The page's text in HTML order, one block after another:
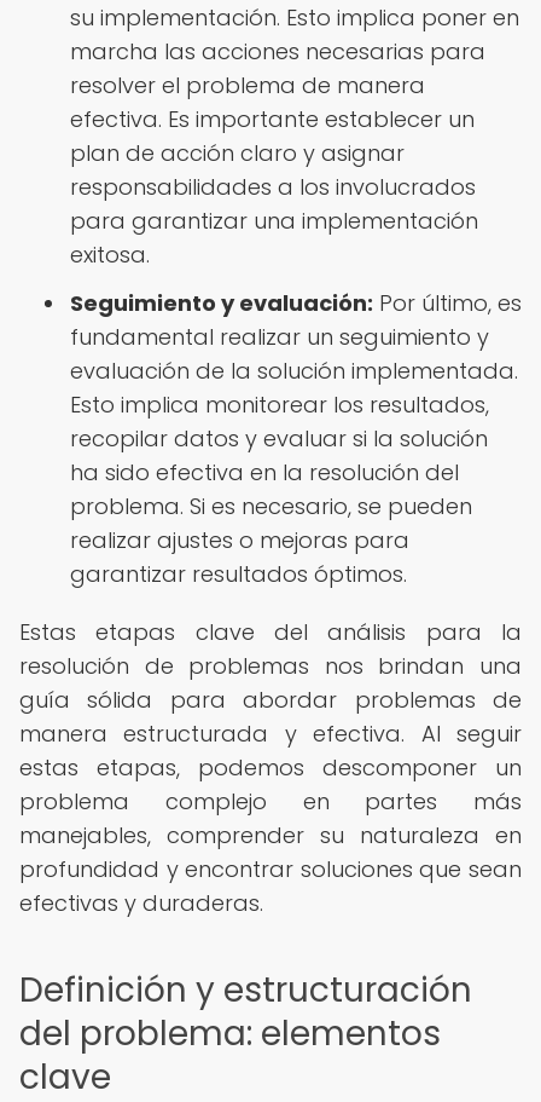
su implementación. Esto implica poner en
marcha las acciones necesarias para
resolver el problema de manera
efectiva. Es importante establecer un
plan de acción claro y asignar
responsabilidades a los involucrados
para garantizar una implementación
exitosa.
Seguimiento y evaluación: Por último, es
fundamental realizar un seguimiento y
evaluación de la solución implementada.
Esto implica monitorear los resultados,
recopilar datos y evaluar si la solución
ha sido efectiva en la resolución del
problema. Si es necesario, se pueden
realizar ajustes o mejoras para
garantizar resultados óptimos.
Estas etapas clave del análisis para la
resolución de problemas nos brindan una
guía sólida para abordar problemas de
manera estructurada y efectiva. Al seguir
estas etapas, podemos descomponer un
problema complejo en partes más
manejables, comprender su naturaleza en
profundidad y encontrar soluciones que sean
efectivas y duraderas.
Definición y estructuración
del problema: elementos
clave